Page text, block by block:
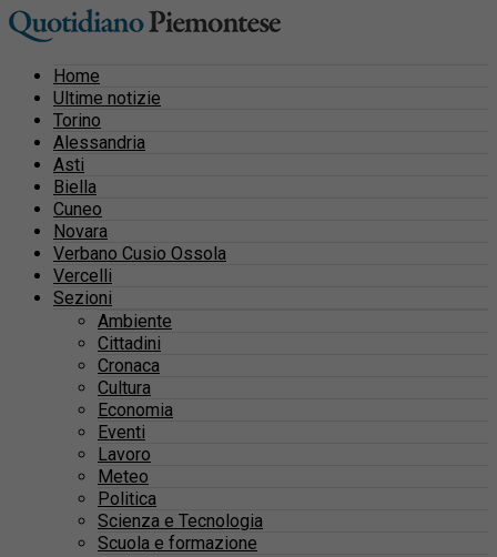
Home
Ultime notizie
Torino
Alessandria
Asti
Biella
Cuneo
Novara
Verbano Cusio Ossola
Vercelli
Sezioni
Ambiente
Cittadini
Cronaca
Cultura
Economia
Eventi
Lavoro
Meteo
Politica
Scienza e Tecnologia
Scuola e formazione